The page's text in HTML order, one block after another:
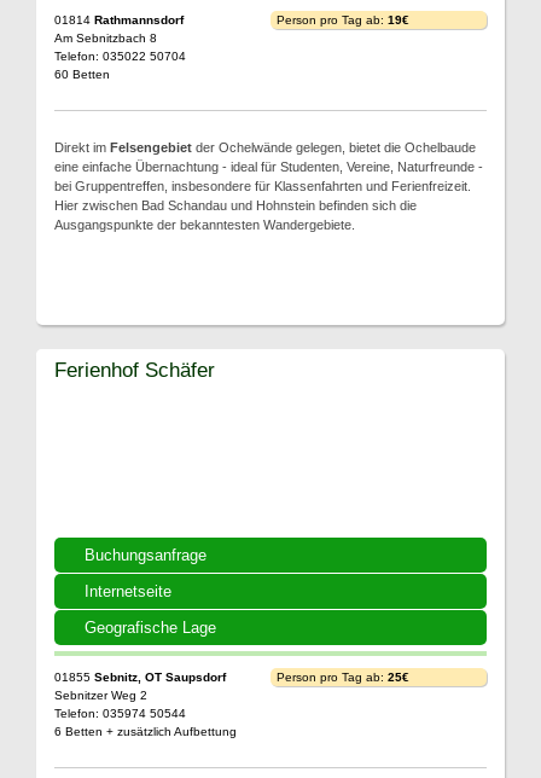
01814 Rathmannsdorf
Am Sebnitzbach 8
Telefon: 035022 50704
60 Betten
Person pro Tag ab: 19€
Direkt im Felsengebiet der Ochelwände gelegen, bietet die Ochelbaude
eine einfache Übernachtung - ideal für Studenten, Vereine, Naturfreunde -
bei Gruppentreffen, insbesondere für Klassenfahrten und Ferienfreizeit.
Hier zwischen Bad Schandau und Hohnstein befinden sich die
Ausgangspunkte der bekanntesten Wandergebiete.
Buchungsanfrage
Internetseite
Geografische Lage
Ferienhof Schäfer
01855 Sebnitz, OT Saupsdorf
Sebnitzer Weg 2
Telefon: 035974 50544
6 Betten + zusätzlich Aufbettung
Person pro Tag ab: 25€